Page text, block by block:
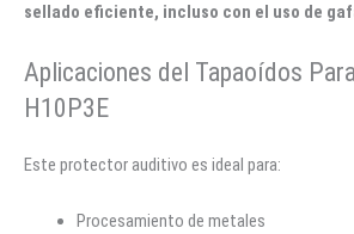
sellado eficiente, incluso con el uso de
Aplicaciones del Tapaoídos
H10P3E
Este protector auditivo es ideal para:
Procesamiento de metales